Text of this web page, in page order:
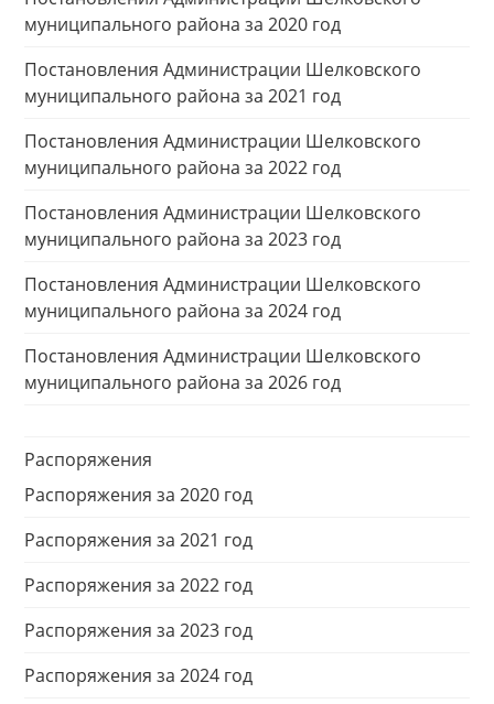
муниципального района за 2020 год
Постановления Администрации Шелковского
муниципального района за 2021 год
Постановления Администрации Шелковского
муниципального района за 2022 год
Постановления Администрации Шелковского
муниципального района за 2023 год
Постановления Администрации Шелковского
муниципального района за 2024 год
Постановления Администрации Шелковского
муниципального района за 2026 год
Распоряжения
Распоряжения за 2020 год
Распоряжения за 2021 год
Распоряжения за 2022 год
Распоряжения за 2023 год
Распоряжения за 2024 год